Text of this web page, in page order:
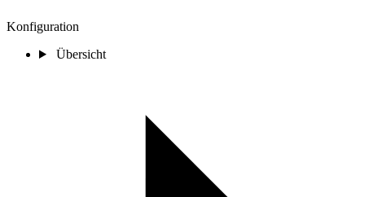
Konfiguration
Übersicht